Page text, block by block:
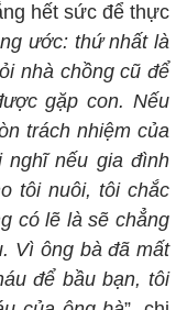
hết sức để thực
ước: thứ nhất là
nhà chồng cũ để
gặp con. Nếu
trách nhiệm của
nghĩ nếu gia đình
tôi nuôi, tôi chắc
có lẽ là sẽ chẳng
Vì ông bà đã mất
để bầu bạn, tôi